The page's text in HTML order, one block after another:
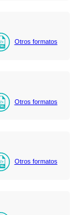
Otros formatos
Otros formatos
Otros formatos